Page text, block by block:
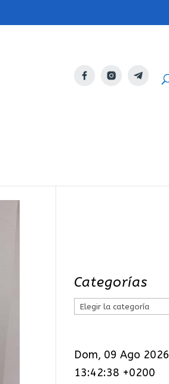
Categorías
C
e
g
Dom, 09 Ago 2026
13:42:39 +0200